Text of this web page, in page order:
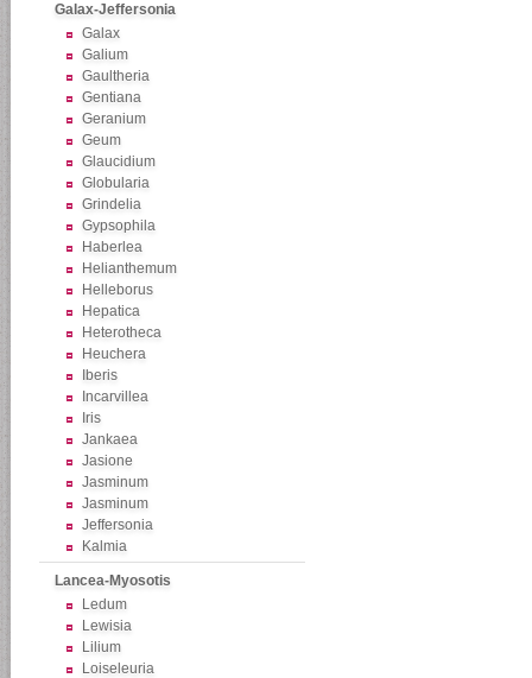
Galax-Jeffersonia
Galax
Galium
Gaultheria
Gentiana
Geranium
Geum
Glaucidium
Globularia
Grindelia
Gypsophila
Haberlea
Helianthemum
Helleborus
Hepatica
Heterotheca
Heuchera
Iberis
Incarvillea
Iris
Jankaea
Jasione
Jasminum
Jasminum
Jeffersonia
Kalmia
Lancea-Myosotis
Ledum
Lewisia
Lilium
Loiseleuria